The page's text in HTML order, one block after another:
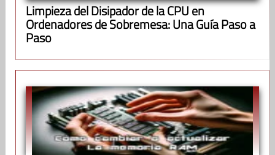
Limpieza del Disipador de la CPU en
Ordenadores de Sobremesa: Una Guía Paso a
Paso